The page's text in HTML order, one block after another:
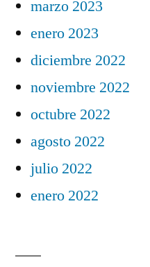
marzo 2023
enero 2023
diciembre 2022
noviembre 2022
octubre 2022
agosto 2022
julio 2022
enero 2022